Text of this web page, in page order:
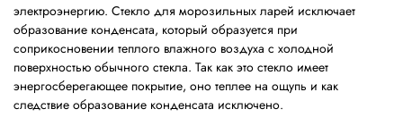
электроэнергию. Стекло для морозильных ларей исключает
образование конденсата, который образуется при
соприкосновении теплого влажного воздуха с холодной
поверхностью обычного стекла. Так как это стекло имеет
энергосберегающее покрытие, оно теплее на ощупь и как
следствие образование конденсата исключено.